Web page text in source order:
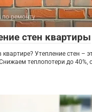
по ремонту
стен квартиры
Утепление стен –
теплопотери до 40%,